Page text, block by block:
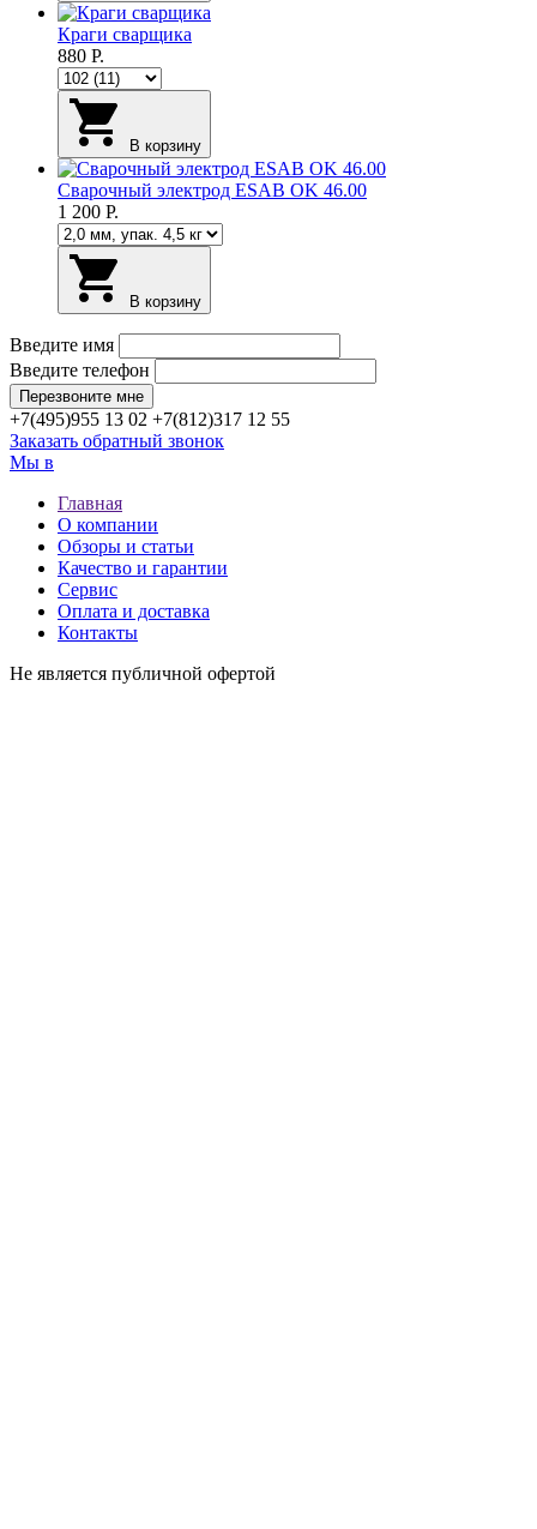
Краги сварщика
880 Р.
В корзину
Сварочный электрод ESAB OK 46.00
1 200 Р.
В корзину
Введите имя
Введите телефон
+7(495)955 13 02 +7(812)317 12 55
Заказать обратный звонок
Мы в
Главная
О компании
Обзоры и статьи
Качество и гарантии
Сервис
Оплата и доставка
Контакты
Не является публичной офертой